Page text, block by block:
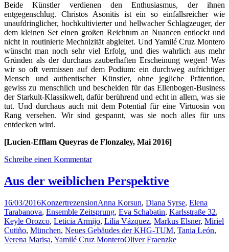
Beide Künstler verdienen den Enthusiasmus, der ihnen
entgegenschlug. Christos Asonitis ist ein so einfallsreicher wie
unaufdringlicher, hochkultivierter und hellwacher Schlagzeuger, der
dem kleinen Set einen großen Reichtum an Nuancen entlockt und
nicht in routinierte Mechnizität abgleitet. Und Yamilé Cruz Montero
wünscht man noch sehr viel Erfolg, und dies wahrlich aus mehr
Gründen als der durchaus zauberhaften Erscheinung wegen! Was
wir so oft vermissen auf dem Podium: ein durchweg aufrichtiger
Mensch und authentischer Künstler, ohne jegliche Prätention,
gewiss zu menschlich und bescheiden für das Ellenbogen-Business
der Starkult-Klassikwelt, dafür berührend und echt in allem, was sie
tut. Und durchaus auch mit dem Potential für eine Virtuosin von
Rang versehen. Wir sind gespannt, was sie noch alles für uns
entdecken wird.
[Lucien-Efflam Queyras de Flonzaley, Mai 2016]
Schreibe einen Kommentar
Aus der weiblichen Perspektive
16/03/2016KonzertrezensionAnna Korsun, Diana Syrse, Elena
Tarabanova, Ensemble Zeitsprung, Eva Schabatin, Karlsstraße 32,
Keyle Orozco, Leticia Armijo, Lilia Vázquez, Markus Elsner, Miriel
Cutiño, München, Neues Gebäudes der KHG-TUM, Tania León,
Verena Marisa, Yamilé Cruz MonteroOliver Fraenzke